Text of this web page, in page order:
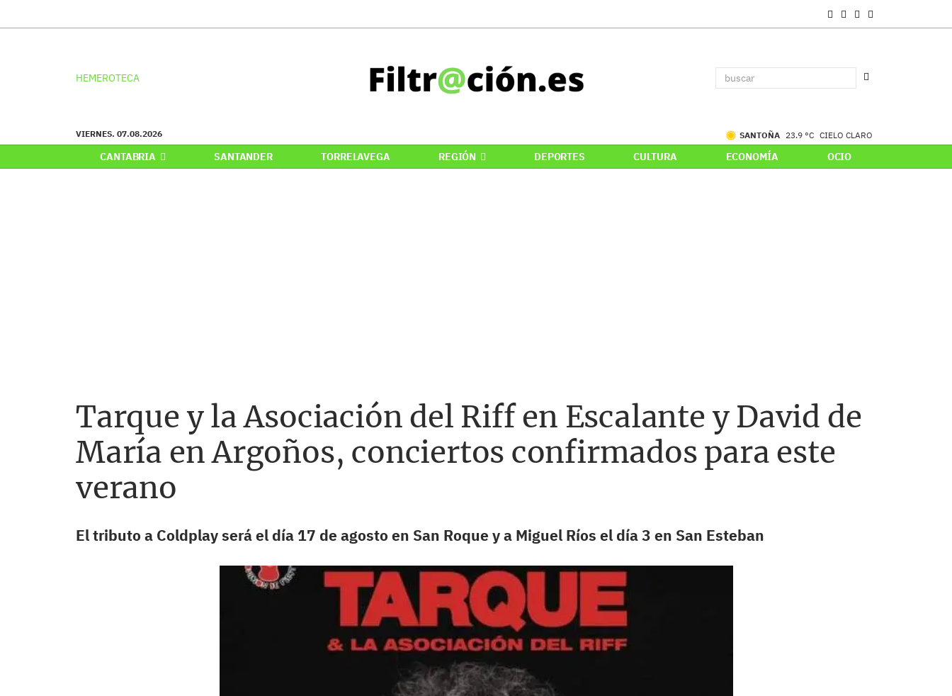
HEMEROTECA
VIERNES. 07.08.2026 SANTOÑA 23.9 °C CIELO CLARO
CANTABRIA SANTANDER TORRELAVEGA REGIÓN DEPORTES CULTURA ECONOMÍA OCIO
Tarque y la Asociación del Riff en Escalante y David de
María en Argoños, conciertos confirmados para este
verano
El tributo a Coldplay será el día 17 de agosto en San Roque y a Miguel Ríos el día 3 en San Esteban